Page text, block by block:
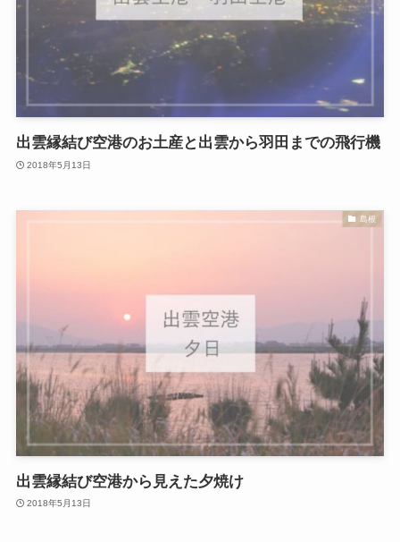
出雲縁結び空港のお土産と出雲から羽田までの飛行機
2018年5月13日
島根
出雲縁結び空港から見えた夕焼け
2018年5月13日